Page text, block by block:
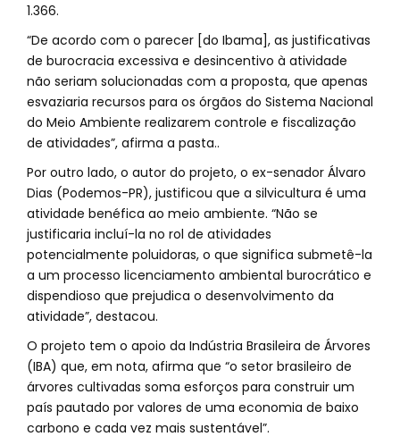
1.366.
“De acordo com o parecer [do Ibama], as justificativas
de burocracia excessiva e desincentivo à atividade
não seriam solucionadas com a proposta, que apenas
esvaziaria recursos para os órgãos do Sistema Nacional
do Meio Ambiente realizarem controle e fiscalização
de atividades”, afirma a pasta..
Por outro lado, o autor do projeto, o ex-senador Álvaro
Dias (Podemos-PR), justificou que a silvicultura é uma
atividade benéfica ao meio ambiente. “Não se
justificaria incluí-la no rol de atividades
potencialmente poluidoras, o que significa submetê-la
a um processo licenciamento ambiental burocrático e
dispendioso que prejudica o desenvolvimento da
atividade”, destacou.
O projeto tem o apoio da Indústria Brasileira de Árvores
(IBA) que, em nota, afirma que “o setor brasileiro de
árvores cultivadas soma esforços para construir um
país pautado por valores de uma economia de baixo
carbono e cada vez mais sustentável”.